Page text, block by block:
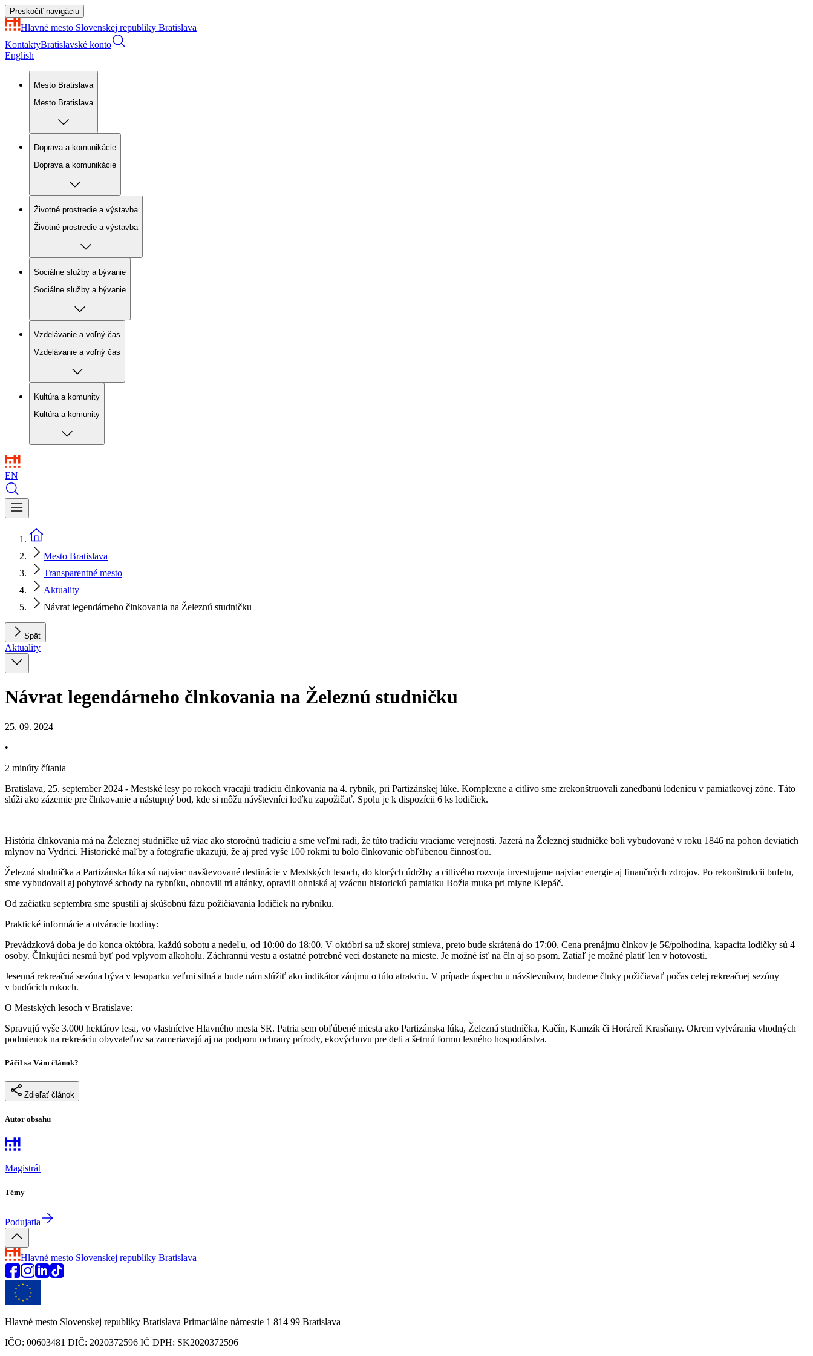
Preskočiť navigáciu
Hlavné mesto Slovenskej republiky Bratislava
KontaktyBratislavské konto
English
Mesto Bratislava
Mesto Bratislava
Doprava a komunikácie
Doprava a komunikácie
Životné prostredie a výstavba
Životné prostredie a výstavba
Sociálne služby a bývanie
Sociálne služby a bývanie
Vzdelávanie a voľný čas
Vzdelávanie a voľný čas
Kultúra a komunity
Kultúra a komunity
EN
Mesto Bratislava
Transparentné mesto
Aktuality
Návrat legendárneho člnkovania na Železnú studničku
Späť
Aktuality
Návrat legendárneho člnkovania na Železnú studničku
25. 09. 2024
•
2 minúty čítania
Bratislava, 25. september 2024 - Mestské lesy po rokoch vracajú tradíciu člnkovania na 4. rybník, pri Partizánskej lúke. Komplexne a citlivo sme zrekonštruovali zanedbanú lodenicu v pamiatkovej zóne. Táto
slúži ako zázemie pre člnkovanie a nástupný bod, kde si môžu návštevníci loďku zapožičať. Spolu je k dispozícii 6 ks lodičiek.
História člnkovania má na Železnej studničke už viac ako storočnú tradíciu a sme veľmi radi, že túto tradíciu vraciame verejnosti. Jazerá na Železnej studničke boli vybudované v roku 1846 na pohon deviatich
mlynov na Vydrici. Historické maľby a fotografie ukazujú, že aj pred vyše 100 rokmi tu bolo člnkovanie obľúbenou činnosťou.
Železná studnička a Partizánska lúka sú najviac navštevované destinácie v Mestských lesoch, do ktorých údržby a citlivého rozvoja investujeme najviac energie aj finančných zdrojov. Po rekonštrukcii bufetu,
sme vybudovali aj pobytové schody na rybníku, obnovili tri altánky, opravili ohniská aj vzácnu historickú pamiatku Božia muka pri mlyne Klepáč.
Od začiatku septembra sme spustili aj skúšobnú fázu požičiavania lodičiek na rybníku.
Praktické informácie a otváracie hodiny:
Prevádzková doba je do konca októbra, každú sobotu a nedeľu, od 10:00 do 18:00. V októbri sa už skorej stmieva, preto bude skrátená do 17:00. Cena prenájmu člnkov je 5€/polhodina, kapacita lodičky sú 4
osoby. Člnkujúci nesmú byť pod vplyvom alkoholu. Záchrannú vestu a ostatné potrebné veci dostanete na mieste. Je možné ísť na čln aj so psom. Zatiaľ je možné platiť len v hotovosti.
Jesenná rekreačná sezóna býva v lesoparku veľmi silná a bude nám slúžiť ako indikátor záujmu o túto atrakciu. V prípade úspechu u návštevníkov, budeme člnky požičiavať počas celej rekreačnej sezóny
v budúcich rokoch.
O Mestských lesoch v Bratislave:
Spravujú vyše 3.000 hektárov lesa, vo vlastníctve Hlavného mesta SR. Patria sem obľúbené miesta ako Partizánska lúka, Železná studnička, Kačín, Kamzík či Horáreň Krasňany. Okrem vytvárania vhodných
podmienok na rekreáciu obyvateľov sa zameriavajú aj na podporu ochrany prírody, ekovýchovu pre deti a šetrnú formu lesného hospodárstva.
Páčil sa Vám článok?
Zdieľať článok
Autor obsahu
Magistrát
Témy
Podujatia
Hlavné mesto Slovenskej republiky Bratislava
Hlavné mesto Slovenskej republiky Bratislava Primaciálne námestie 1 814 99 Bratislava
IČO: 00603481 DIČ: 2020372596 IČ DPH: SK2020372596